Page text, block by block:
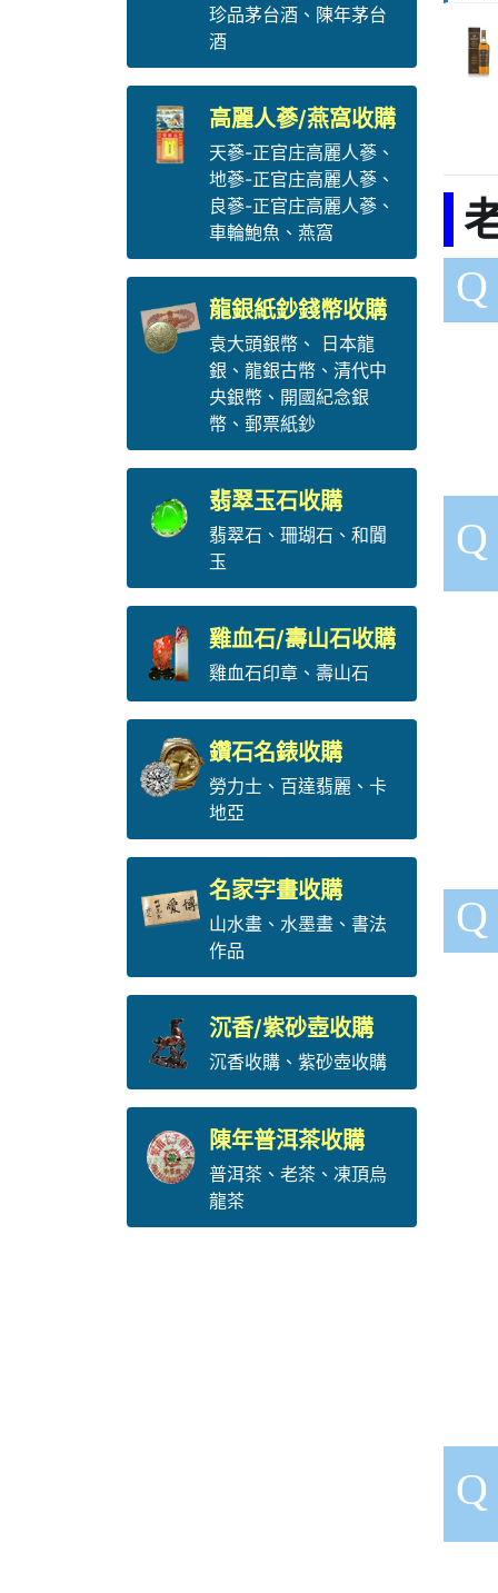
珍品茅台酒、 陳年茅台
酒
高麗人蔘/燕窩收購
天蔘-正官庄高麗人蔘、
地蔘-正官庄高麗人蔘、
良蔘-正官庄高麗人蔘、
車輪鮑魚 、 燕窩
龍銀紙鈔錢幣收購
袁大頭銀幣、
日本龍
銀 、 龍銀古幣、 清代中
央銀幣、 開國紀念銀
幣、 郵票紙鈔
翡翠玉石收購
翡翠石 、 珊瑚石 、 和闐
玉
雞血石/壽山石收購
雞血石印章、 壽山石
鑽石名錶收購
勞力士、 百達翡麗 、 卡
地亞
名家字畫收購
山水畫、水墨畫、書法
作品
沉香/紫砂壺收購
沉香收購、紫砂壺收購
陳年普洱茶收購
普洱茶、 老茶、 凍頂烏
龍茶
Q
Q
Q
Q